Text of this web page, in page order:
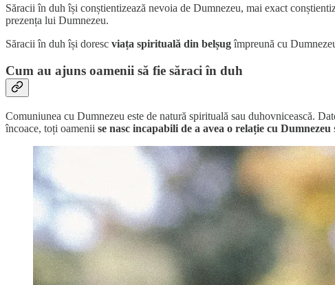
Săracii în duh își conștientizează nevoia de Dumnezeu, mai exact
prezența lui Dumnezeu.
Săracii în duh își doresc viața spirituală din belșugîmpreună cu
Cum au ajuns oamenii să fie săraci în duh
Comuniunea cu Dumnezeu este de natură spirituală sau duhovnicească.
încoace, toți oamenii se nasc incapabili de a avea o relație cu Dumnezeu